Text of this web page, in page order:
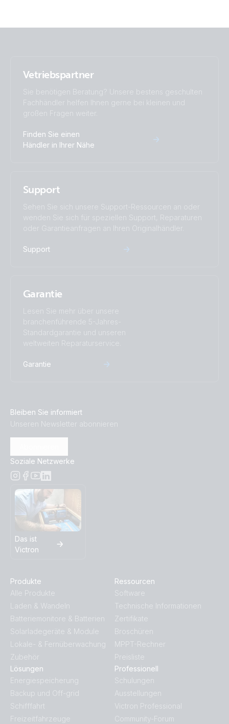
Vetriebspartner
Sie benötigen Beratung? Unsere bestens geschulten
Fachhändler helfen Ihnen gerne bei kleinen und
großen Fragen weiter.
Finden Sie einen
Händler in Ihrer Nähe
Support
Sehen Sie sich unsere Support-Ressourcen an oder
wenden Sie sich für speziellen Support, Reparaturen
oder Garantieanfragen an Ihren Originalhändler.
Support
Garantie
Lesen Sie mehr über unsere
branchenführende 5-Jahres-
Standardgarantie und unseren
weltweiten Reparaturservice.
Garantie
Bleiben Sie informiert
Unseren Newsletter abonnieren
Soziale Netzwerke
Das ist
Victron
Produkte
Alle Produkte
Laden & Wandeln
Batteriemonitore & Batterien
Solarladegeräte & Module
Lokale- & Fernüberwachung
Zubehör
Lösungen
Energiespeicherung
Backup und Off-grid
Schifffahrt
Freizeitfahrzeuge
Ressourcen
Software
Technische Informationen
Zertifikate
Broschüren
MPPT-Rechner
Preisliste
Professionell
Schulungen
Ausstellungen
Victron Professional
Community-Forum